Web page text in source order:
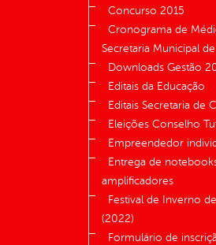
Concurso 2015
Cronograma de
Secretaria Municipal
Downloads Gestão
Editais da Educação
Editais Secretaria de
Eleições Conselho
Empreendedor
Entrega de
amplificadores
Festival de Inverno
(2022)
Formulário de